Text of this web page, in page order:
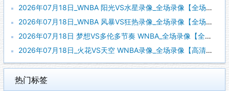
2026年07月18日_WNBA 阳光VS水星录像_全场录像【全场回放】
2026年07月18日_WNBA 风暴VS狂热录像_全场录像【全场回放】
2026年07月18日 梦想VS多伦多节奏 WNBA_全场录像【全场回放】
2026年07月18日_火花VS天空 WNBA录像_全场录像【高清回放】
热门标签